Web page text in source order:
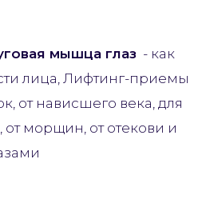
мышца глаз - как
лица, Лифтинг-приемы
от нависшего века, для
от морщин, от отекови и